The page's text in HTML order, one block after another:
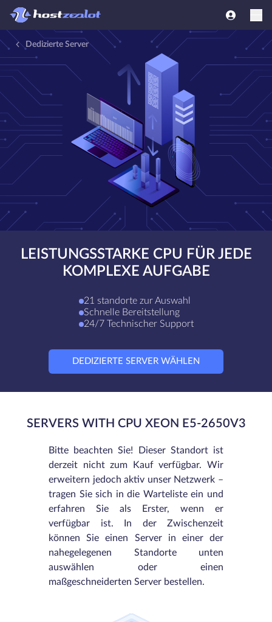
Dedizierte Server
LEISTUNGSSTARKE CPU FÜR JEDE
KOMPLEXE AUFGABE
21 standorte zur Auswahl
Schnelle Bereitstellung
24/7 Technischer Support
DEDIZIERTE SERVER WÄHLEN
SERVERS WITH CPU XEON E5-2650V3
Bitte beachten Sie! Dieser Standort ist
derzeit nicht zum Kauf verfügbar. Wir
erweitern jedoch aktiv unser Netzwerk –
tragen Sie sich in die Warteliste ein und
erfahren Sie als Erster, wenn er
verfügbar ist. In der Zwischenzeit
können Sie einen Server in einer der
nahegelegenen Standorte unten
auswählen oder einen
maßgeschneiderten Server bestellen.